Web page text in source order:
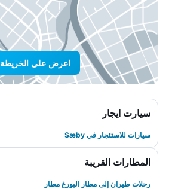
اعرض على الخريطة
سيارت ايجار
سيارات للاستئجار في Sæby
المطارات القريبة
رحلات طيران إلى مطار البورغ مطار